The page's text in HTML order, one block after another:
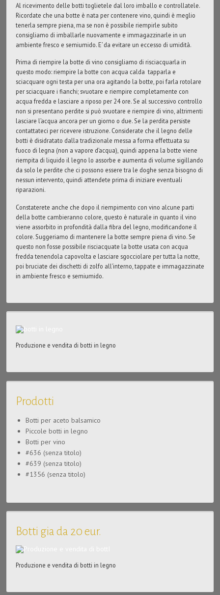
Al ricevimento delle botti toglietele dal loro imballo e controllatele.
Ricordate che una botte è nata per contenere vino, quindi è meglio
tenerla sempre piena, ma se non è possibile riempirle subito
consigliamo di imballarle nuovamente e immagazzinarle in un
ambiente fresco e semiumido. E’ da evitare un eccesso di umidità.
Prima di riempire la botte di vino consigliamo di risciacquarla in
questo modo: riempire la botte con acqua calda tapparla e
sciacquare ogni testa per una ora agitando la botte, poi farla rotolare
per sciacquare i fianchi; svuotare e riempire completamente con
acqua fredda e lasciare a riposo per 24 ore. Se al successivo controllo
non si presentano perdite si può svuotare e riempire di vino, altrimenti
lasciare l’acqua ancora per un giorno o due. Se la perdita persiste
contattateci per ricevere istruzione. Considerate che il legno delle
botti è disidratato dalla tradizionale messa a forma effettuata su
fuoco di legna (non a vapore d’acqua), quindi appena la botte viene
riempita di liquido il legno lo assorbe e aumenta di volume sigillando
da solo le perdite che ci possono essere tra le doghe senza bisogno di
nessun intervento, quindi attendete prima di iniziare eventuali
riparazioni.
Constaterete anche che dopo il riempimento con vino alcune parti
della botte cambieranno colore, questo è naturale in quanto il vino
viene assorbito in profondità dalla fibra del legno, modificandone il
colore. Suggeriamo di mantenere la botte sempre piena di vino. Se
questo non fosse possibile risciacquate la botte usata con acqua
fredda tenendola capovolta e lasciare sgocciolare per tutta la notte,
poi bruciate dei dischetti di zolfo all’interno, tappate e immagazzinate
in ambiente fresco e semiumido.
Produzione e vendita di botti in legno
Prodotti
Botti per aceto balsamico
Piccole botti in legno
Botti per vino
#636 (senza titolo)
#639 (senza titolo)
#1356 (senza titolo)
Botti gia da 20 eur.
Produzione e vendita di botti in legno